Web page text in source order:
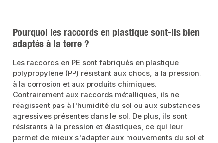
Ces raccords sont le complément idéal des tuyaux en PE disponibles chez
nous dans les versions PE 80, PE 100 et PE 100 RC.Données du
produitRaccord tube PE 25 mm sur 25 mmAvec raccord à
Pourquoi les raccords en plastique sont-ils bien
adaptés à la terre ?
Les raccords en PE sont fabriqués en plastique
polypropylène (PP) résistant aux chocs, à la pression,
à la corrosion et aux produits chimiques.
Contrairement aux raccords métalliques, ils ne
réagissent pas à l'humidité du sol ou aux substances
agressives présentes dans le sol. De plus, ils sont
résistants à la pression et élastiques, ce qui leur
permet de mieux s'adapter aux mouvements du sol et